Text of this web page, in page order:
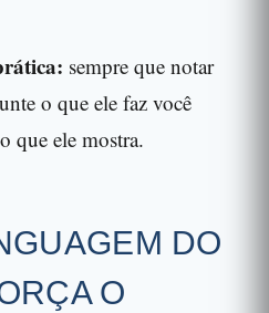
sempre que notar
o que ele faz você
que ele mostra.
DO
O